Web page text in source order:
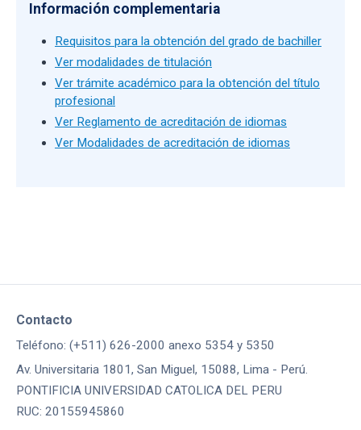
Información complementaria
Requisitos para la obtención del grado de bachiller
Ver modalidades de titulación
Ver trámite académico para la obtención del título
profesional
Ver Reglamento de acreditación de idiomas
Ver Modalidades de acreditación de idiomas
Contacto
Teléfono: (+511) 626-2000 anexo 5354 y 5350
Av. Universitaria 1801, San Miguel, 15088, Lima - Perú.
PONTIFICIA UNIVERSIDAD CATOLICA DEL PERU
RUC: 20155945860